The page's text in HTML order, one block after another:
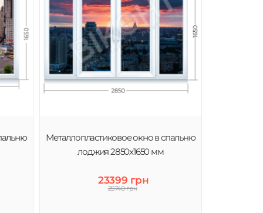
Металлопластиковое окно в спальню
лоджия 2850х1650 мм
23399 грн
25740 грн